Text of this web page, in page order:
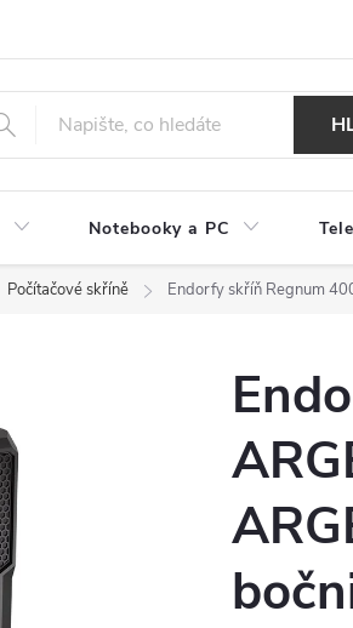
Notebooky a PC
Počítačové skříně Endorfy skříň Regnum